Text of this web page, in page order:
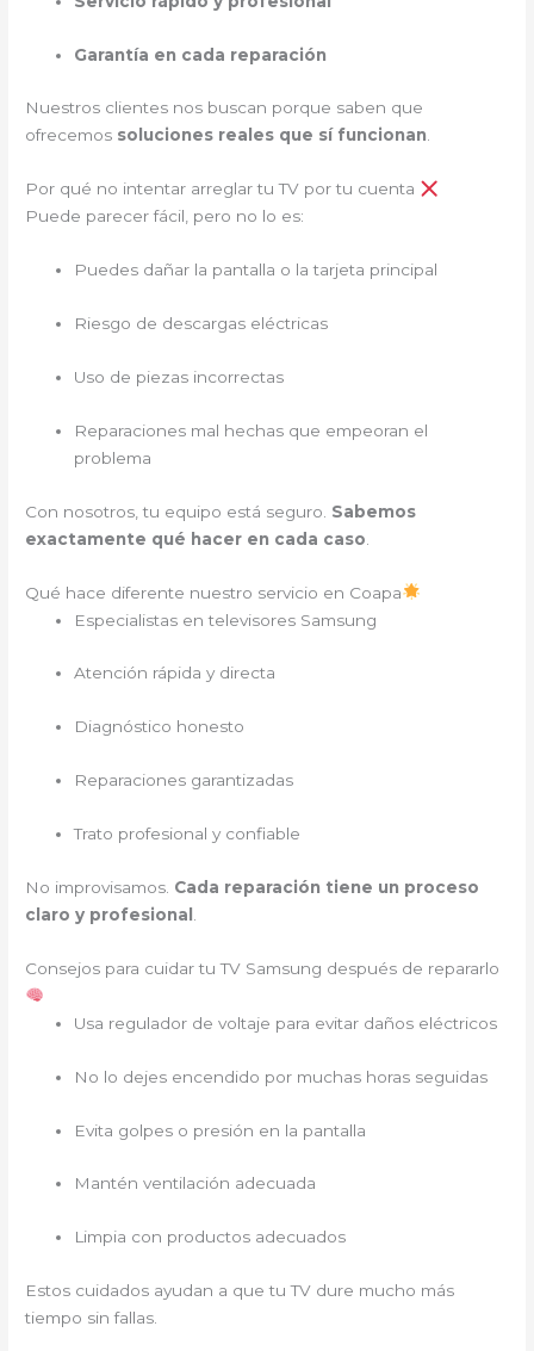
Garantía en cada reparación
Nuestros clientes nos buscan porque saben que
ofrecemos soluciones reales que sí funcionan.
Por qué no intentar arreglar tu TV por tu cuenta
Puede parecer fácil, pero no lo es:
Puedes dañar la pantalla o la tarjeta principal
Riesgo de descargas eléctricas
Uso de piezas incorrectas
Reparaciones mal hechas que empeoran el
problema
Con nosotros, tu equipo está seguro. Sabemos
exactamente qué hacer en cada caso
Qué hace diferente nuestro servicio en Coapa
Especialistas en televisores Samsung
Atención rápida y directa
Diagnóstico honesto
Reparaciones garantizadas
Trato profesional y confiable
No improvisamos. Cada reparación tiene un proceso
claro y profesional
Consejos para cuidar tu TV Samsung después de repararlo
Usa regulador de voltaje para evitar daños eléctricos
No lo dejes encendido por muchas horas seguidas
Evita golpes o presión en la pantalla
Mantén ventilación adecuada
Limpia con productos adecuados
Estos cuidados ayudan a que tu TV dure mucho más
tiempo sin fallas.